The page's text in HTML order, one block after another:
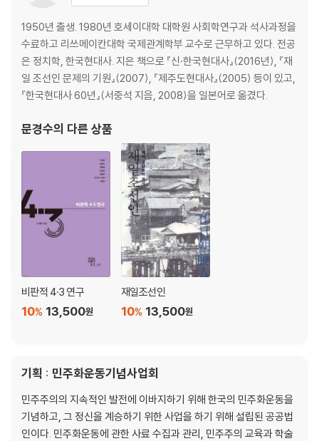
1950년 출생. 1980년 호세이대학 대학원 사회학연구과 석사과정을
수료하고 리쓰메이칸대학 국제관계학부 교수로 근무하고 있다. 전공
은 정치학, 한국현대사. 지은 책으로 『신·한국현대사』(2016년), 『재
일 조선인 문제의 기원』(2007), 『제주도현대사』(2005) 등이 있고,
『한국현대사 60년』(서중석 지음, 2008)을 일본어로 옮겼다.
문경수의 다른 상품
비판적 4·3 연구
13,500원
10%
재일조선인
13,500원
10%
기획 : 민주화운동기념사업회
민주주의의 지속적인 발전에 이바지하기 위해 한국의 민주화운동을
기념하고, 그 정신을 계승하기 위한 사업을 하기 위해 설립된 공공법
인이다. 민주화운동에 관한 사료 수집과 관리, 민주주의 교육과 학술